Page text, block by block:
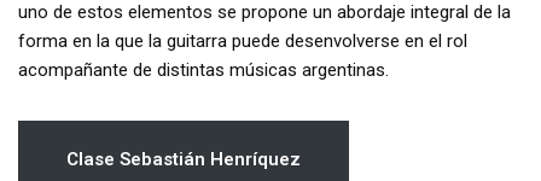
uno de estos elementos se propone un abordaje integral de la
forma en la que la guitarra puede desenvolverse en el rol
acompañante de distintas músicas argentinas.
Clase Sebastián Henríquez